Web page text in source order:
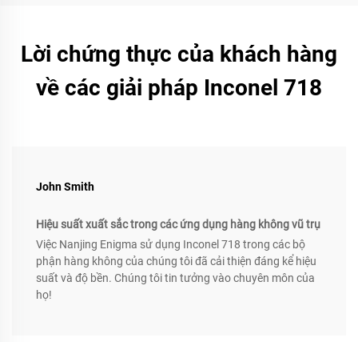
Lời chứng thực của khách hàng
về các giải pháp Inconel 718
John Smith
Hiệu suất xuất sắc trong các ứng dụng hàng không vũ trụ
Việc Nanjing Enigma sử dụng Inconel 718 trong các bộ
phận hàng không của chúng tôi đã cải thiện đáng kể hiệu
suất và độ bền. Chúng tôi tin tưởng vào chuyên môn của
họ!